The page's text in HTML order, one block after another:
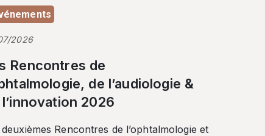
2026
Rencontres de
de l’audiologie &
l’innovation 2026
deuxièmes Rencontres de l’ophtalmologie et